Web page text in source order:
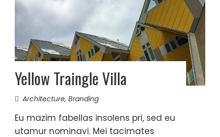
Yellow Traingle Villa
Architecture, Branding
Eu mazim fabellas insolens pri, sed eu
utamur nominavi. Mei tacimates